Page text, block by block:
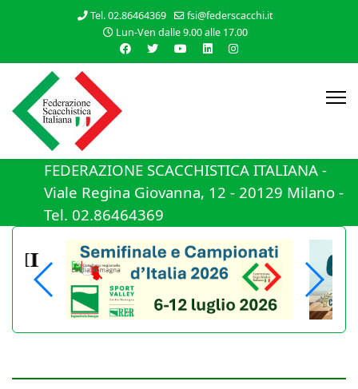
Tel. 02.86464369
fsi@federscacchi.it
Lun-Ven dalle 9.00 alle 17.00
FEDERAZIONE SCACCHISTICA ITALIANA -
Viale Regina Giovanna, 12 - 20129 Milano -
Tel. 02.86464369